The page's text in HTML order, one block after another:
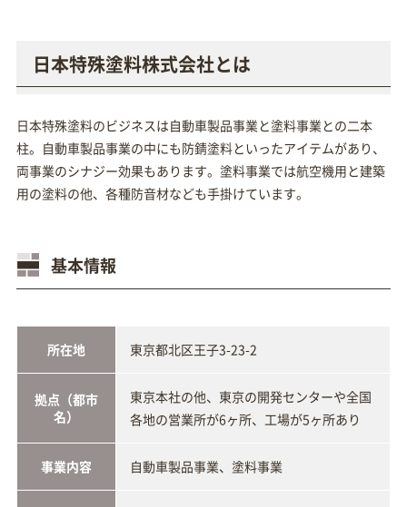
日本特殊塗料株式会社とは
日本特殊塗料のビジネスは自動車製品事業と塗料事業との二本
柱。自動車製品事業の中にも防錆塗料といったアイテムがあり、
両事業のシナジー効果もあります。塗料事業では航空機用と建築
用の塗料の他、各種防音材なども手掛けています。
基本情報
所在地 東京都北区王子3-23-2
拠点（都市
名）
東京本社の他、東京の開発センターや全国
各地の営業所が6ヶ所、工場が5ヶ所あり
事業内容 自動車製品事業、塗料事業